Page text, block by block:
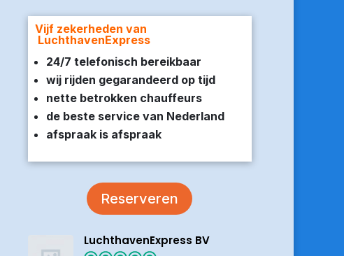
Vijf zekerheden van
LuchthavenExpress
24/7 telefonisch bereikbaar
wij rijden gegarandeerd op tijd
nette betrokken chauffeurs
de beste service van Nederland
afspraak is afspraak
Reserveren
LuchthavenExpress BV